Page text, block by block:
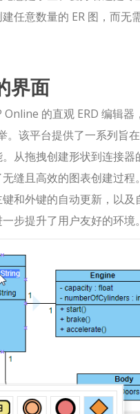
任意数量的 ER 图，而无
界面
Online 的直观 ERD 编辑器
。该平台提供了一系列旨
从拖拽创建形状到连接器
缝且高效的图表创建过程
和外键的自动更新，以及
步提升了用户友好的环境。